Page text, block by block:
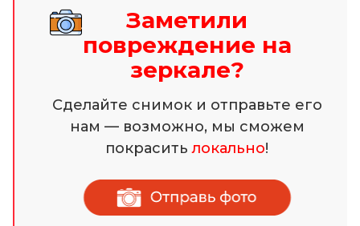
Заметили
повреждение на
зеркале?
Сделайте снимок и отправьте его
нам — возможно, мы сможем
покраситьлокально!